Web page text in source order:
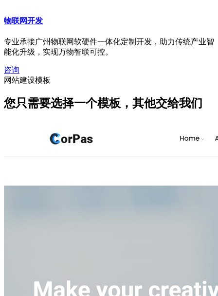
物联网开发
专业承接广州物联网软硬件一体化定制开发，助力传统产业智
能化升级，实现万物智联可控。
咨询
网站建设模板
您只需要选择一个模板， 其他交给我们